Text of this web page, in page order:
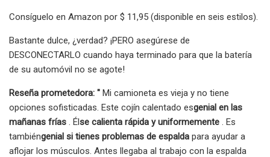
Consíguelo en Amazon por $ 11,95 (disponible en seis estilos).
Bastante dulce, ¿verdad? ¡PERO asegúrese de
DESCONECTARLO cuando haya terminado para que la batería
de su automóvil no se agote!
Reseña prometedora: " Mi camioneta es vieja y no tiene
opciones sofisticadas. Este cojín calentado esgenial en las
mañanas frías . Élse calienta rápida y uniformemente . Es
tambiéngenial si tienes problemas de espalda para ayudar a
aflojar los músculos. Antes llegaba al trabajo con la espalda